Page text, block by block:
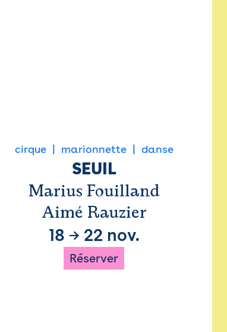
cirque marionnette danse
SEUIL
Marius Fouilland
Aimé Rauzier
18 → 22 nov.
Réserver